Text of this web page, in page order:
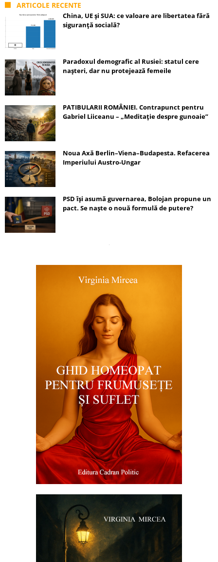
ARTICOLE RECENTE
China, UE și SUA: ce valoare are libertatea fără
siguranță socială?
Paradoxul demografic al Rusiei: statul cere
nașteri, dar nu protejează femeile
PATIBULARII ROMÂNIEI. Contrapunct pentru
Gabriel Liiceanu – „Meditație despre gunoaie”
Noua Axă Berlin–Viena–Budapesta. Refacerea
Imperiului Austro-Ungar
PSD își asumă guvernarea, Bolojan propune un
pact. Se naște o nouă formulă de putere?